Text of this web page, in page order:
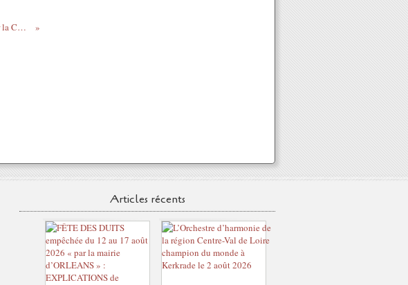
"JE TE PROMETS" par la Compagnie Les fous de...
Articles récents